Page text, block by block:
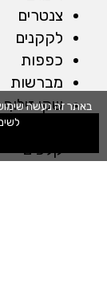
צנטרים
לקקנים
כפפות
מברשות
שקי זילוף
חותכנים
קלפים